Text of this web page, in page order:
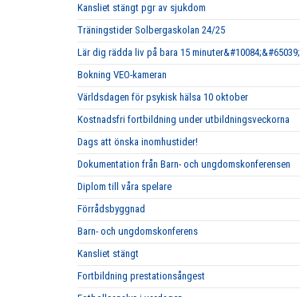
Kansliet stängt pgr av sjukdom
Träningstider Solbergaskolan 24/25
Lär dig rädda liv på bara 15 minuter&#10084;&#65039;
Bokning VEO-kameran
Världsdagen för psykisk hälsa 10 oktober
Kostnadsfri fortbildning under utbildningsveckorna
Dags att önska inomhustider!
Dokumentation från Barn- och ungdomskonferensen
Diplom till våra spelare
Förrådsbyggnad
Barn- och ungdomskonferens
Kansliet stängt
Fortbildning prestationsångest